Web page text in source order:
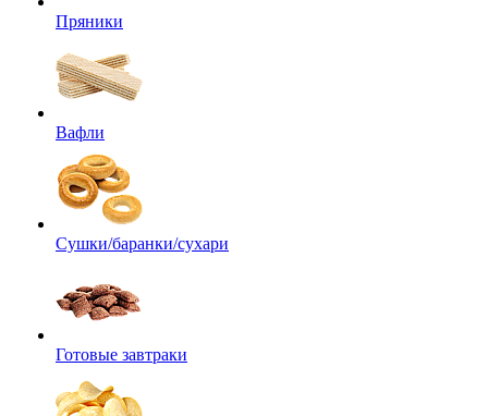
Пряники
Вафли
Сушки/баранки/сухари
Готовые завтраки